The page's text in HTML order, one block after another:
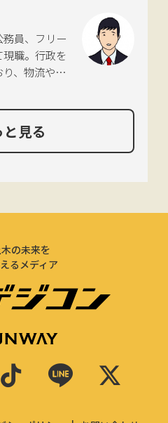
築や不動
究中。
員、フリー
職。行政を
、物流や環
見る
の未来を
るメディア